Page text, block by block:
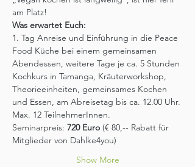
am Platz!
Was erwartet Euch:
1. Tag Anreise und Einführung in die Peace
Food Küche bei einem gemeinsamen
Abendessen, weitere Tage je ca. 5 Stunden
Kochkurs in Tamanga, Kräuterworkshop,
Theorieeinheiten, gemeinsames Kochen
und Essen, am Abreisetag bis ca. 12.00 Uhr.
Max. 12 TeilnehmerInnen.
Seminarpreis: 720 Euro (€ 80,-- Rabatt für
Mitglieder von Dahlke4you)
Show More